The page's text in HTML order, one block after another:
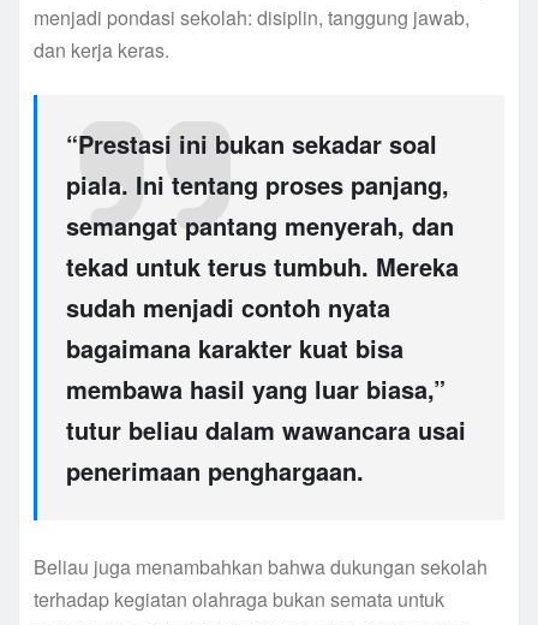
menjadi pondasi sekolah: disiplin, tanggung jawab,
dan kerja keras.
“Prestasi ini bukan sekadar soal
piala. Ini tentang proses panjang,
semangat pantang menyerah, dan
tekad untuk terus tumbuh. Mereka
sudah menjadi contoh nyata
bagaimana karakter kuat bisa
membawa hasil yang luar biasa,”
tutur beliau dalam wawancara usai
penerimaan penghargaan.
Beliau juga menambahkan bahwa dukungan sekolah
terhadap kegiatan olahraga bukan semata untuk